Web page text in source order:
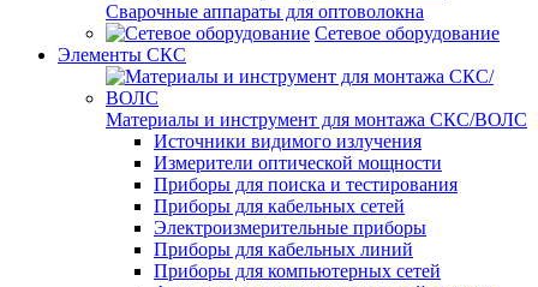
Сварочные аппараты для оптоволокна
Сетевое оборудование
Элементы СКС
Материалы и инструмент для монтажа СКС/ВОЛС
Источники видимого излучения
Измерители оптической мощности
Приборы для поиска и тестирования
Приборы для кабельных сетей
Электроизмерительные приборы
Приборы для кабельных линий
Приборы для компьютерных сетей